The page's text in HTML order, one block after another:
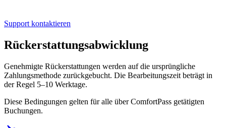
Support kontaktieren
Rückerstattungsabwicklung
Genehmigte Rückerstattungen werden auf die ursprüngliche
Zahlungsmethode zurückgebucht. Die Bearbeitungszeit beträgt in
der Regel 5–10 Werktage.
Diese Bedingungen gelten für alle über ComfortPass getätigten
Buchungen.